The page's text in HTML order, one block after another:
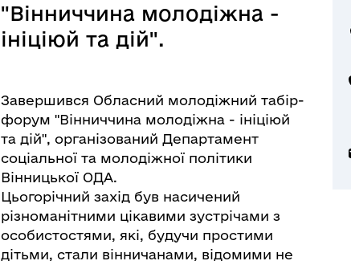
"Вінниччина молодіжна -
ініціюй та дій".
Завершився Обласний молодіжний табір-
форум "Вінниччина молодіжна - ініціюй
та дій", організований Департамент
соціальної та молодіжної політики
Вінницької ОДА.
Цьогорічний захід був насичений
різноманітними цікавими зустрічами з
особистостями, які, будучи простими
дітьми, стали вінничанами, відомими не